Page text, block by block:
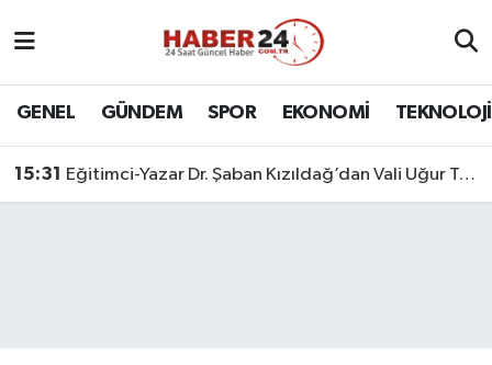
GENEL GÜNDEM SPOR EKONOMİ TEKNOLOJİ
15:31 Eğitimci-Yazar Dr. Şaban Kızıldağ’dan Vali Uğur Turan’a Ziyaret
Nöbetçi Eczaneler